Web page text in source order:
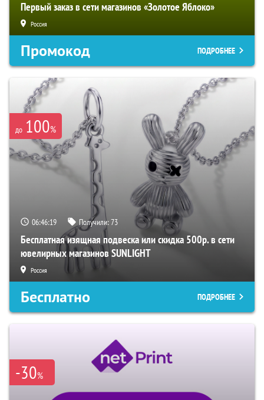
Первый заказ в сети магазинов «Золотое Яблоко»
Россия
Промокод ПОДРОБНЕЕ
до 100%
06:46:18 Получили:73
Бесплатная изящная подвеска или скидка 500р. в сети
ювелирных магазинов SUNLIGHT
Россия
Бесплатно ПОДРОБНЕЕ
-30%